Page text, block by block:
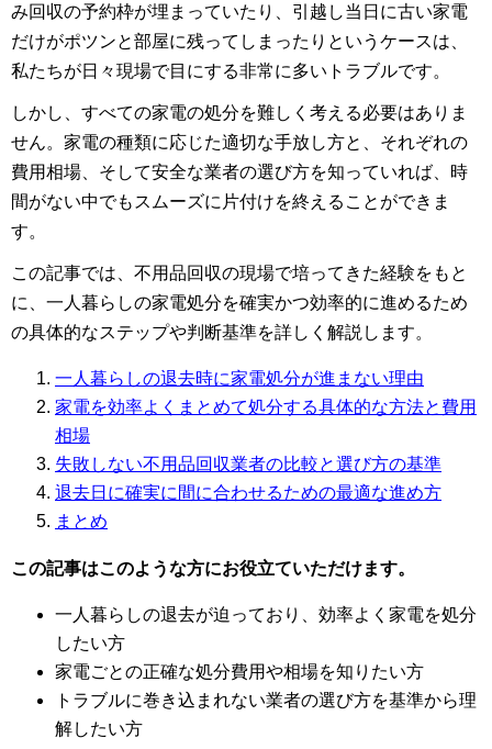
み回収の予約枠が埋まっていたり、引越し当日に古い家電
だけがポツンと部屋に残ってしまったりというケースは、
私たちが日々現場で目にする非常に多いトラブルです。
しかし、すべての家電の処分を難しく考える必要はありま
せん。家電の種類に応じた適切な手放し方と、それぞれの
費用相場、そして安全な業者の選び方を知っていれば、時
間がない中でもスムーズに片付けを終えることができま
す。
この記事では、不用品回収の現場で培ってきた経験をもと
に、一人暮らしの家電処分を確実かつ効率的に進めるため
の具体的なステップや判断基準を詳しく解説します。
一人暮らしの退去時に家電処分が進まない理由
家電を効率よくまとめて処分する具体的な方法と費用
相場
失敗しない不用品回収業者の比較と選び方の基準
退去日に確実に間に合わせるための最適な進め方
まとめ
この記事はこのような方にお役立ていただけます。
一人暮らしの退去が迫っており、効率よく家電を処分
したい方
家電ごとの正確な処分費用や相場を知りたい方
トラブルに巻き込まれない業者の選び方を基準から理
解したい方